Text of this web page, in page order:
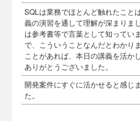
SQLは業務でほとんど触れたこと
義の演習を通して理解が深まりま
は参考書等で言葉として知ってい
で、こういうことなんだとわかり
ことがあれば、本日の講義を活か
ありがとうございました。
開発案件にすぐに活かせると感じ
た。